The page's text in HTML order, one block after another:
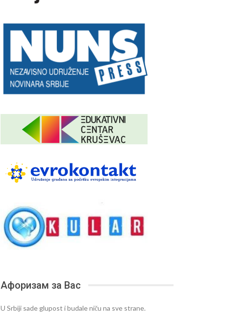
Афоризам за Вас
U Srbiji sade glupost i budale niču na sve strane.